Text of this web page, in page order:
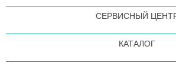
СЕРВИСНЫЙ
КАТАЛОГ